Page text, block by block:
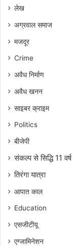
लेख
अग्रवाल समाज
मजदूर
Crime
अवैध निर्माण
अवैध खनन
साइबर क्राइम
Politics
बीजेपी
संकल्प से सिद्धि 11 वर्ष
तिरंगा यात्रा
आपात काल
Education
एसजीटीयू
एग्जामिनेशन